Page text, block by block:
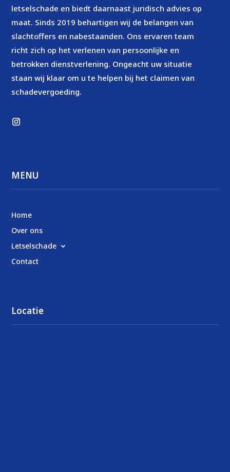
letselschade en biedt daarnaast juridisch advies op
maat. Sinds 2019 behartigen wij de belangen van
slachtoffers en nabestaanden. Ons ervaren team
richt zich op het verlenen van persoonlijke en
betrokken dienstverlening. Ongeacht uw situatie
staan wij klaar om u te helpen bij het claimen van
schadevergoeding.
MENU
Home
Over ons
Letselschade
Contact
Locatie